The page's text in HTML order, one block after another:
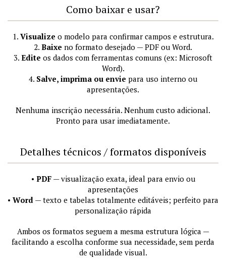
Como baixar e usar?
1. Visualize o modelo para confirmar campos e estrutura.
2. Baixe no formato desejado — PDF ou Word.
3. Edite os dados com ferramentas comuns (ex: Microsoft
Word).
4. Salve, imprima ou envie para uso interno ou
apresentações.
Nenhuma inscrição necessária. Nenhum custo adicional.
Pronto para usar imediatamente.
Detalhes técnicos / formatos disponíveis
• PDF— visualização exata, ideal para envio ou
apresentações
• Word — texto e tabelas totalmente editáveis; perfeito para
personalização rápida
Ambos os formatos seguem a mesma estrutura lógica —
facilitando a escolha conforme sua necessidade, sem perda
de qualidade visual.